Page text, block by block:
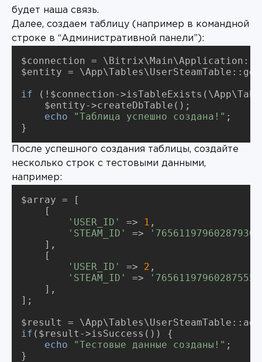
будет наша связь.
Далее, создаем таблицу (например в командной
строке в “Административной панели”):
if
echo
"Таблица успешно создана!"
}
После успешного создания таблицы, создайте
несколько строк с тестовыми данными,
например:
$array = [
'USER_ID'
=> 1
'STEAM_ID'
=> '76561197960287930'
    ],
'USER_ID'
=> 2
'STEAM_ID'
=> '76561197960287555'
    ],
];
if ($result->isSuccess()) {
echo
"Тестовые данные созданы!" ;
}